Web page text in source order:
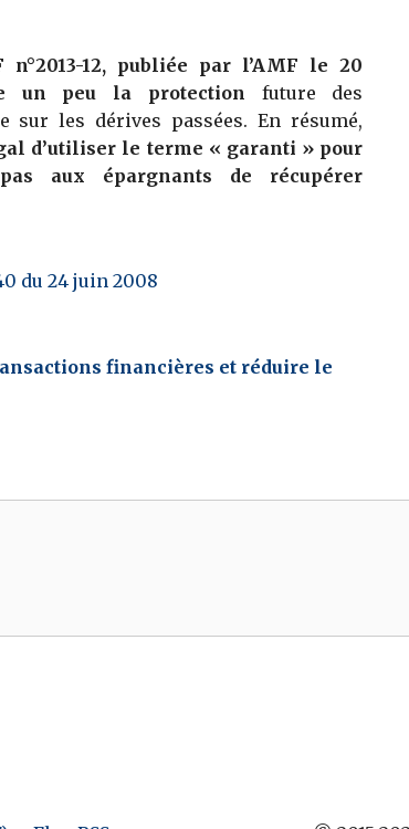
12, publiée par l’AMF le 20
un peu la protection future des
sur les dérives passées. En résumé,
d’utiliser le terme « garanti » pour
aux épargnants de récupérer
du 24 juin 2008
financières et réduire le